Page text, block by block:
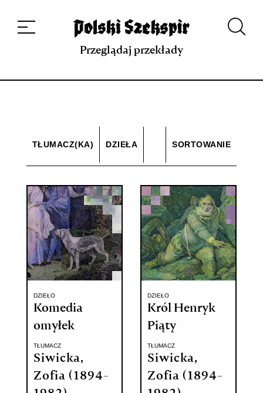
projekcie
Kontakt Indeks strony Aplikacja
Repozytorium XIX w.
Przeglądaj przekłady
TŁUMACZ(KA) DZIEŁA SORTOWANIE
DZIEŁO
Komedia
omyłek
TŁUMACZ
Siwicka,
Zofia (1894-
DZIEŁO
Król Henryk
Piąty
TŁUMACZ
Siwicka,
Zofia (1894-